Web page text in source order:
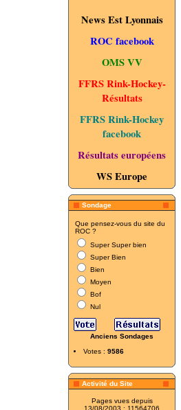
News Est Lyonnais
ROC facebook
OMS VV
FFRS Rink-Hockey-
Résultats
FFRS Rink-Hockey
facebook
Résultats européens
WS Europe
Sondage
Que pensez-vous du site du
ROC ?
Super Super bien
Super Bien
Bien
Moyen
Bof
Nul
Anciens Sondages
Votes : 9586
Activité du Site
Pages vues depuis
13/08/2003 : 11564706